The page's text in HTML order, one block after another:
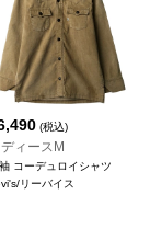
(税込)
ディースM
コーデュロイシャツ
リーバイス